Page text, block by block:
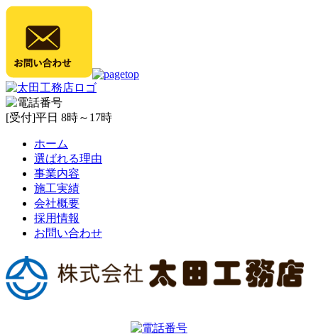
[受付]平日 8時～17時
ホーム
選ばれる理由
事業内容
施工実績
会社概要
採用情報
お問い合わせ